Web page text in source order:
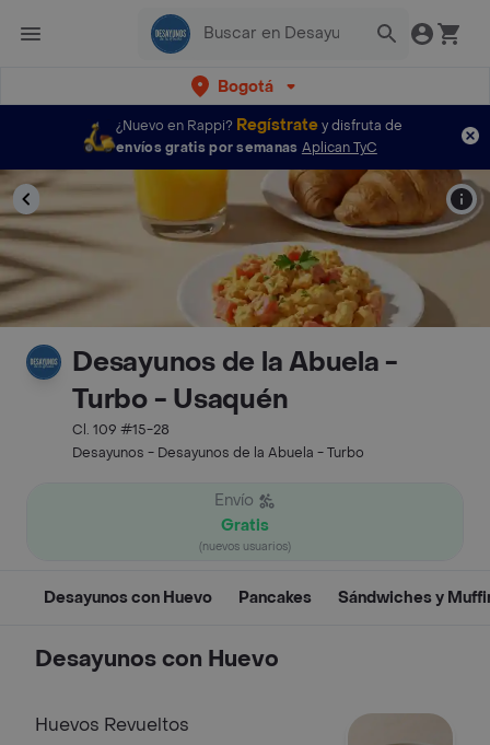
Bogotá
¿Nuevo en Rappi? Regístratey disfruta de
envíos gratis por semanas Aplican TyC
Desayunos de la Abuela -
Turbo - Usaquén
Cl. 109 #15-28
Desayunos - Desayunos de la Abuela - Turbo
Envío
Gratis
(nuevos usuarios)
Desayunos con Huevo Pancakes Sándwiches y
Desayunos con Huevo
Huevos Revueltos